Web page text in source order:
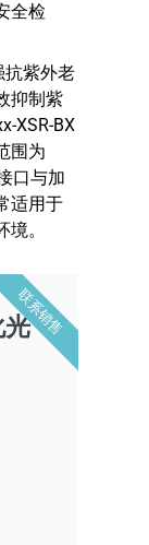
全检
抗紫外老
抑制紫
XSR-BX
围为
口与加
适用于
。
光
联系销售